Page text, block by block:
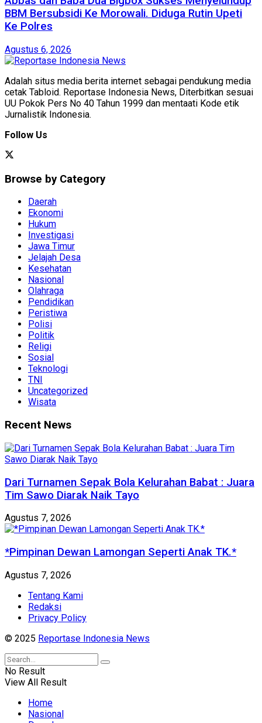
BBM Bersubsidi Ke Morowali. Diduga Rutin Upeti
Ke Polres
Agustus 6, 2026
Adalah situs media berita internet sebagai pendukung media
cetak Tabloid. Reportase Indonesia News, Diterbitkan sesuai
UU Pokok Pers No 40 Tahun 1999 dan mentaati Kode etik
Jurnalistik Indonesia.
Follow Us
Browse by Category
Daerah
Ekonomi
Hukum
Investigasi
Jawa Timur
Jelajah Desa
Kesehatan
Nasional
Olahraga
Pendidikan
Peristiwa
Polisi
Politik
Religi
Sosial
Teknologi
TNI
Uncategorized
Wisata
Recent News
Dari Turnamen Sepak Bola Kelurahan Babat : Juara
Tim Sawo Diarak Naik Tayo
Agustus 7, 2026
*Pimpinan Dewan Lamongan Seperti Anak TK.*
Agustus 7, 2026
Tentang Kami
Redaksi
Privacy Policy
© 2025 Reportase Indonesia News
No Result
View All Result
Home
Nasional